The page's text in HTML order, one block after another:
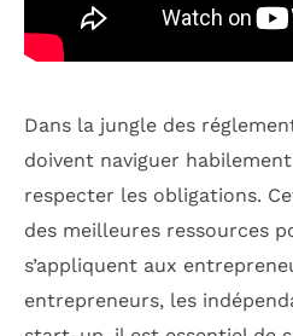
Dans la jungle des
doivent naviguer
respecter les obligations.
des meilleures ressources
s’appliquent aux
entrepreneurs, les